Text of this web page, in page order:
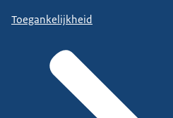
Toegankelijkheid